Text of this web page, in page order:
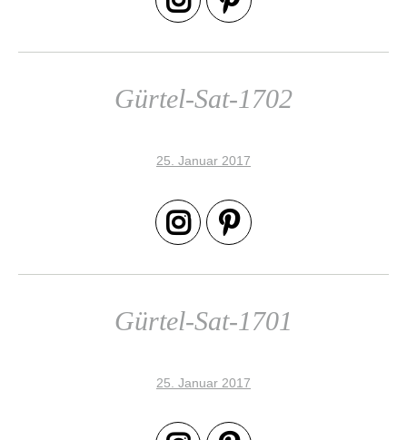
Gürtel-Sat-1702
25. Januar 2017
Gürtel-Sat-1701
25. Januar 2017